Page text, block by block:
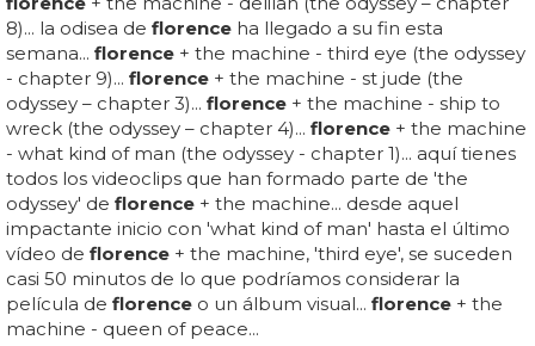
8)... la odisea de florence ha llegado a su fin esta
semana... florence + the machine - third eye (the odyssey
- chapter 9)... florence + the machine - st jude (the
odyssey – chapter 3)... florence + the machine - ship to
wreck (the odyssey – chapter 4)... florence + the machine
- what kind of man (the odyssey - chapter 1)... aquí tienes
todos los videoclips que han formado parte de 'the
odyssey' de florence + the machine... desde aquel
impactante inicio con 'what kind of man' hasta el último
vídeo de florence + the machine, 'third eye', se suceden
casi 50 minutos de lo que podríamos considerar la
película de florence o un álbum visual... florence + the
machine - queen of peace...